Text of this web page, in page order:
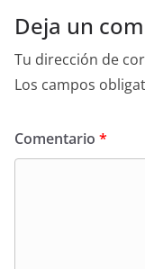
Deja un
Tu dirección de
Los campos
Comentario *